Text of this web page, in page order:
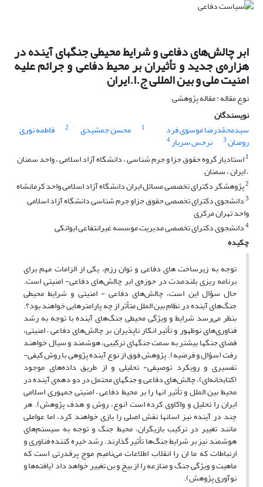
ابر چالش‌های دفاعی و شرایط محیطی جنگهای آینده در
هزاره‌ی جدید و تأثیران بر محیط دفاعی و جرائم علیه
امنیت ملی و بین المللی ج.ا.ایران
نوع مقاله : مقاله پژوهشی
نویسندگان
سیدمحمّدرضا موسوی فرد
1 محسن جمشیدی 2 فاطمه نوری
رومنان3 نرجس سریار4
1استادیار گروه حقوق جزا و جرم شناسی ، دانشگاه آزاد اسلامی ، واحد سمنان
، ایران ، سمنان
2پژوهشگر دکترای تخصصی مسائل ایران دانشگاه آزاد اسلامی واحد کرمانشاه
3دانشجوی دکترای تخصصی حقوق جزاو جرم شناسی دانشگاه آزاد اسلامی
واحد تهران مرکزی
4دانشجوی دکترای تخصصی مدیریت موسسه غیرانتفاعی ایوانکی
چکیده
توجه به زیرساخت های دفاعی و توان رزم، یکی از الزامات مهم برای
برنامه ریزی بلندمدت در حوزه‌ی ابر چالش‌های دفاعی- امنیتی است.
حال سؤال این است، چالش‌های دفاعی - امنیتی و شرایط محیطی
جنگ‌های آینده در نظام بین الملل متأثر از چه پارامترهایی خواهند بود؟.
بنظر می‌رسد شرایط و ویژگی محیطی جنگ‌های آینده با توجه به رشد
فناوری‌های نوظهور و تأثیر انکار ناپذیران بر چالش‌های دفاعی – امنیتی،
فضای جنگها بیشتر به سمت جنگهای ترکیبی، هوشمند و سیال خواهند
رفت (سؤال و فرضیه). پژوهش فوق از نوع آینده پژوهی با روش کیفی-
تفسیری و رویکرد توصیفی- تحلیلی و از طریق داده‌های موجود
(کتابخانه‌ای)، چالش‌های دفاعی و جنگهای محتمل در دو دهه‌ی آینده در
محیط بین الملل و تأثیر انها را بر محیط دفاعی – امنیتی جمهوری اسلامی
ایران را تحلیل و واکاوی کرده است (نوع، روش و هدف پژوهش). هر
چند در آینده نیز اسانها نقش اصلی را بازی خواهند کرد، اما عواملی
مانند تغییر در ترکیب بازیگران، محیط جنگ و توجه به سیستم‌های
هوشمند نیز بر شرایط جنگ‌ها تأثیر گذارند. رشد خیره کننده فناوری و
ارتباطات که ما ان را انقلاب اطلاعات می‌نامیم موج پرقدرتی است که
ماهیت و ویژگی جنگ و منازعه را از بیخ و بن تغییر خواهد داد (یافته‌ها و
نوآوری پژوهش).